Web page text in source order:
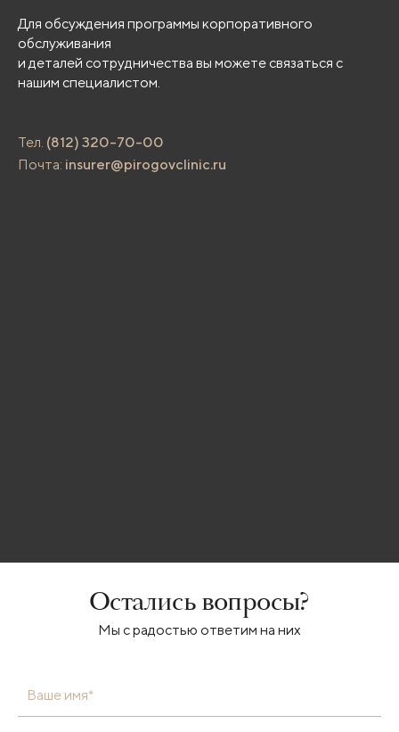
Для обсуждения программы корпоративного
обслуживания
и деталей сотрудничества вы можете связаться с
нашим специалистом.
Тел. (812) 320-70-00
Почта: insurer@pirogovclinic.ru
Остались вопросы?
Мы с радостью ответим на них
Ваше имя*